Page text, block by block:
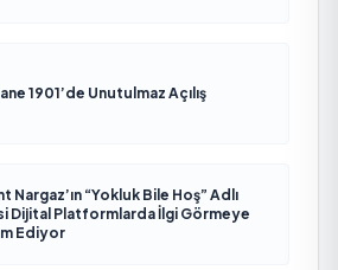
1901’de Unutulmaz Açılış
Nargaz’ın “Yokluk Bile Hoş” Adlı
Dijital Platformlarda İlgi Görmeye
Ediyor